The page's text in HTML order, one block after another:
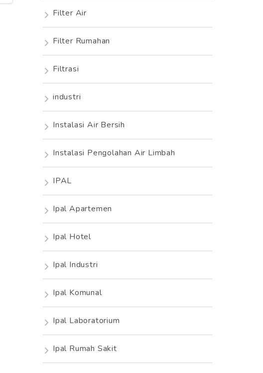
Filter Air
Filter Rumahan
Filtrasi
industri
Instalasi Air Bersih
Instalasi Pengolahan Air Limbah
IPAL
Ipal Apartemen
Ipal Hotel
Ipal Industri
Ipal Komunal
Ipal Laboratorium
Ipal Rumah Sakit